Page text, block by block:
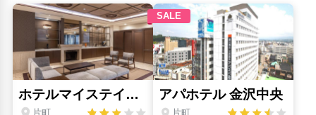
武家屋敷跡 野村家(540m)
ひがし茶屋街(2.01km)
近江町市場(1.44km)
野村ファミリーサムライハウス(540m)
金沢21世紀美術館(640m)
金沢城(1.07km)
金沢駅ビル(2.17km)